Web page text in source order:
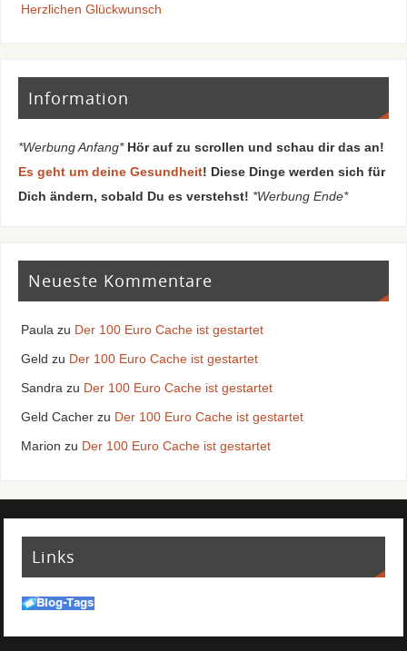
Herzlichen Glückwunsch
Information
*Werbung Anfang* Hör auf zu scrollen und schau dir das an!
Es geht um deine Gesundheit! Diese Dinge werden sich für
Dich ändern, sobald Du es verstehst! *Werbung Ende*
Neueste Kommentare
Paula zu Der 100 Euro Cache ist gestartet
Geld zu Der 100 Euro Cache ist gestartet
Sandra zu Der 100 Euro Cache ist gestartet
Geld Cacherzu Der 100 Euro Cache ist gestartet
Marion zu Der 100 Euro Cache ist gestartet
Links